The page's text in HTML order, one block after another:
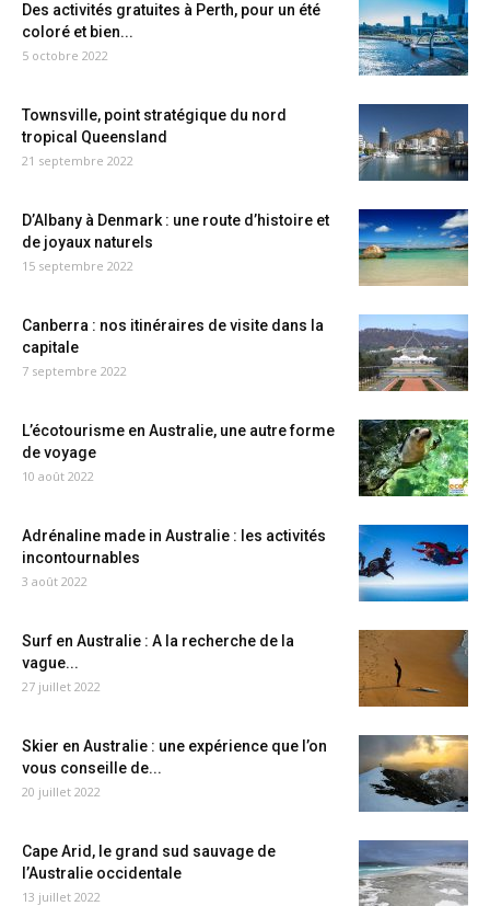
Des activités gratuites à Perth, pour un été
coloré et bien...
5 octobre 2022
Townsville, point stratégique du nord
tropical Queensland
21 septembre 2022
D’Albany à Denmark : une route d’histoire et
de joyaux naturels
15 septembre 2022
Canberra : nos itinéraires de visite dans la
capitale
7 septembre 2022
L’écotourisme en Australie, une autre forme
de voyage
10 août 2022
Adrénaline made in Australie : les activités
incontournables
3 août 2022
Surf en Australie : A la recherche de la
vague...
27 juillet 2022
Skier en Australie : une expérience que l’on
vous conseille de...
20 juillet 2022
Cape Arid, le grand sud sauvage de
l’Australie occidentale
13 juillet 2022